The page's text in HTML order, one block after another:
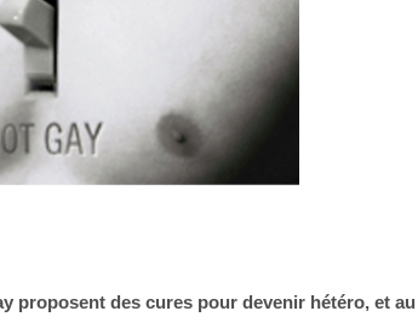
proposent des cures pour devenir hétéro, et